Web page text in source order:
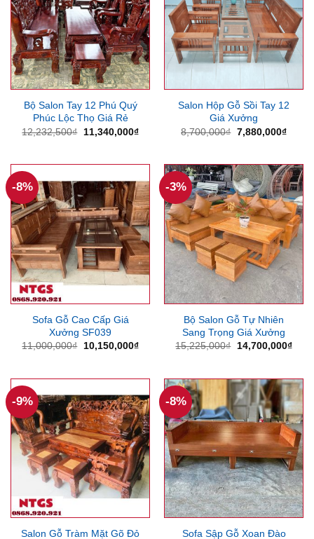
Bộ Salon Tay 12 Phú Quý
Phúc Lộc Thọ Giá Rẻ
12,232,500₫
Giá
11,340,000₫Giá
11,340,000₫.
Salon Hộp Gỗ Sồi Tay 12
Giá Xưởng
8,700,000₫ Giá
7,880,000₫Giá
-8%
Sofa Gỗ Cao Cấp Giá
Xưởng SF039
11,000,000₫
Giá
10,150,000₫Giá
10,150,000₫.
-3%
Bộ Salon Gỗ Tự Nhiên
Sang Trọng Giá Xưởng
15,225,000₫
Giá
14,700,000₫Giá
-9%
Salon Gỗ Tràm Mặt Gõ Đỏ
-8%
Sofa Sập Gỗ Xoan Đào